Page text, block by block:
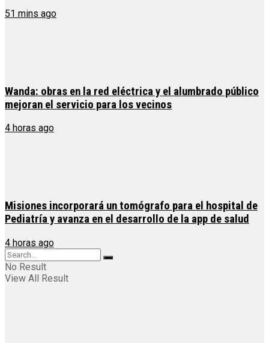
51 mins ago
Wanda: obras en la red eléctrica y el alumbrado público
mejoran el servicio para los vecinos
4 horas ago
Misiones incorporará un tomógrafo para el hospital de
Pediatría y avanza en el desarrollo de la app de salud
4 horas ago
No Result
View All Result